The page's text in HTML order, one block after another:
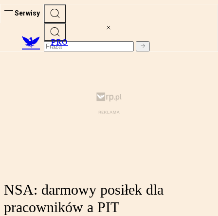
Serwisy
PRO
NSA: darmowy posiłek dla
pracowników a PIT